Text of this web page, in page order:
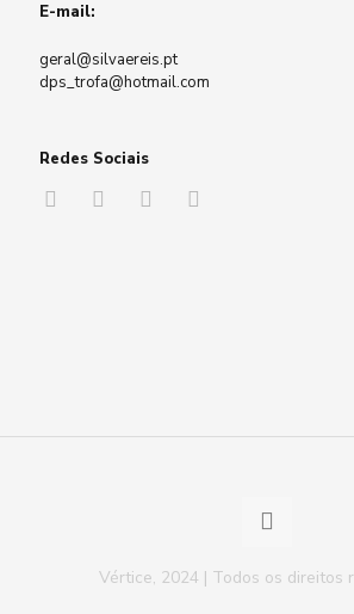
E-mail:
geral@silvaereis.pt
dps_trofa@hotmail.com
Redes Sociais
Vértice, 2024 | Todos os direitos